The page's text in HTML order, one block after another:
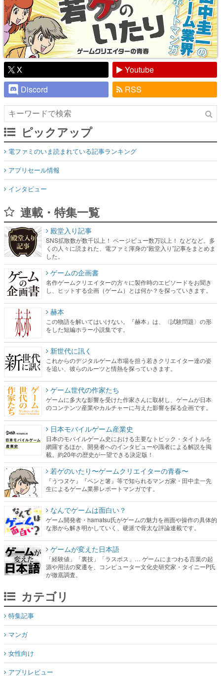
X
Youtube
Discord
RSS
ピックアップ
電ファミのいま読まれている記事ランキング
アプリセール情報
インタビュー
連載・特集一覧
殿堂入り記事
SNS拡散数が数千以上！ ページビュー数万以上！ などなど。多
くの人々に読まれた、電ファミ渾身の“殿堂入り”記事をまとめま
した。
ゲームの企画書
名作ゲームクリエイターの方々に製作時のエピソードをお聞き
し、ヒットする企画（ゲーム）とは何か？を探っていきます。
赫本
この物語を解いてはいけない。『赫本』は、〈試験問題〉の形
をした短編ホラー小説集です。
新世代に訊く
これからのデジタルゲーム市場を担う若きクリエイター達の姿
を追い、彼らのルーツと情熱を探っていきます。
ゲーム世代の作家たち
ゲームに多大な影響を受けた作家さんに取材し、ゲームが日本
のコンテンツ産業やカルチャーに与えた影響を探る企画です。
日本モバイルゲーム産業史
日本のモバイルゲーム史における主要なトピック・タイトルを
網羅するほか、開発者へのインタビューや識者による解説を掲
載。約20年の歴史が一望できる決定版！
若ゲのいたり〜ゲームクリエイターの青春〜
『うつヌケ』『ペンと箸』等で知られるマンガ家・田中圭一先
生によるゲーム業界レポートマンガです。
なんでゲームは面白い？
ゲーム開発者・hamatsu氏がゲームの魅力を画面や操作の具体的
な形から解き明かしていく、硬派で骨太な評論連載です。
ゲームが変えた日本語
「経験値」「裏技」「ラスボス」… ゲームにまつわる言葉の起
源や用法の変遷を、コンピューター文化史研究家・タイニーP氏
が徹底調査。
カテゴリ
特集記事
マンガ
女性向け
アプリレビュー